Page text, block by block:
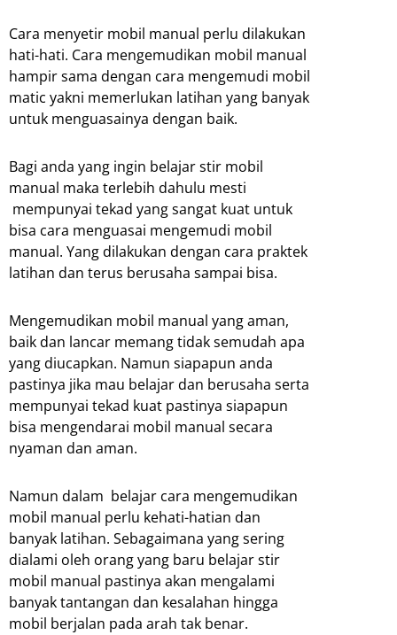
Cara menyetir mobil manual perlu dilakukan
hati-hati. Cara mengemudikan mobil manual
hampir sama dengan cara mengemudi mobil
matic yakni memerlukan latihan yang banyak
untuk menguasainya dengan baik.
Bagi anda yang ingin belajar stir mobil
manual maka terlebih dahulu mesti
mempunyai tekad yang sangat kuat untuk
bisa cara menguasai mengemudi mobil
manual. Yang dilakukan dengan cara praktek
latihan dan terus berusaha sampai bisa.
Mengemudikan mobil manual yang aman,
baik dan lancar memang tidak semudah apa
yang diucapkan. Namun siapapun anda
pastinya jika mau belajar dan berusaha serta
mempunyai tekad kuat pastinya siapapun
bisa mengendarai mobil manual secara
nyaman dan aman.
Namun dalam belajar cara mengemudikan
mobil manual perlu kehati-hatian dan
banyak latihan. Sebagaimana yang sering
dialami oleh orang yang baru belajar stir
mobil manual pastinya akan mengalami
banyak tantangan dan kesalahan hingga
mobil berjalan pada arah tak benar.